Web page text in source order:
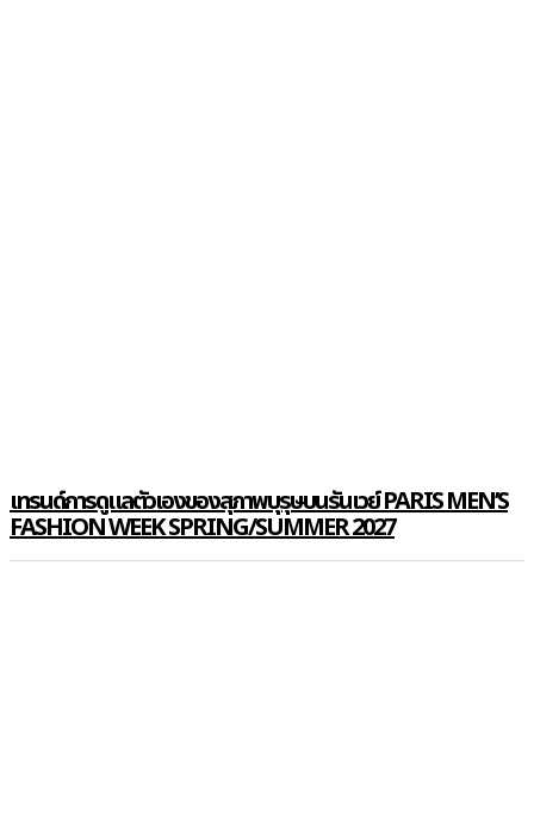
เทรนด์การดูแลตัวเองของสุภาพบุรุษบนรันเวย์ PARIS MEN’S
FASHION WEEK SPRING/SUMMER 2027